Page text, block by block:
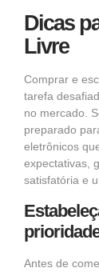
Dicas
Livre
Comprar e
tarefa
no mercado.
preparado
eletrônicos
expectativas,
satisfatória e
Antes de